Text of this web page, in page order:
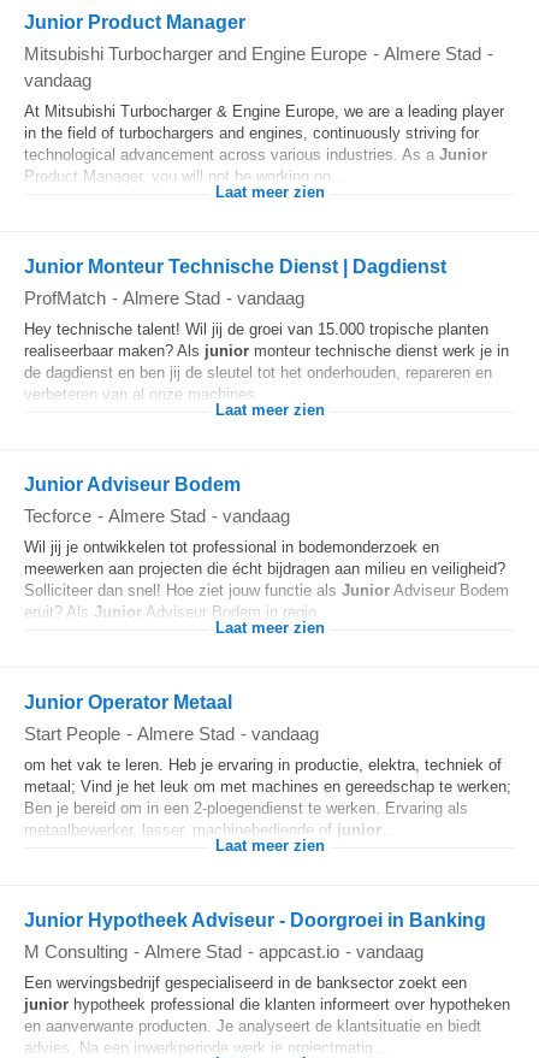
Junior Product Manager
Mitsubishi Turbocharger and Engine Europe - Almere Stad -
vandaag
At Mitsubishi Turbocharger & Engine Europe, we are a leading player
in the field of turbochargers and engines, continuously striving for
technological advancement across various industries. As a Junior
Product Manager, you will not be working on...
Laat meer zien
Junior Monteur Technische Dienst | Dagdienst
ProfMatch - Almere Stad - vandaag
Hey technische talent! Wil jij de groei van 15.000 tropische planten
realiseerbaar maken? Als junior monteur technische dienst werk je in
de dagdienst en ben jij de sleutel tot het onderhouden, repareren en
verbeteren van al onze machines...
Laat meer zien
Junior Adviseur Bodem
Tecforce - Almere Stad - vandaag
Wil jij je ontwikkelen tot professional in bodemonderzoek en
meewerken aan projecten die écht bijdragen aan milieu en veiligheid?
Solliciteer dan snel! Hoe ziet jouw functie als Junior Adviseur Bodem
eruit? Als Junior Adviseur Bodem in regio...
Laat meer zien
Junior Operator Metaal
Start People - Almere Stad - vandaag
om het vak te leren. Heb je ervaring in productie, elektra, techniek of
metaal; Vind je het leuk om met machines en gereedschap te werken;
Ben je bereid om in een 2-ploegendienst te werken. Ervaring als
metaalbewerker, lasser, machinebediende of junior
Laat meer zien
Junior Hypotheek Adviseur - Doorgroei in Banking
M Consulting - Almere Stad - appcast.io - vandaag
Een wervingsbedrijf gespecialiseerd in de banksector zoekt een
junior hypotheek professional die klanten informeert over hypotheken
en aanverwante producten. Je analyseert de klantsituatie en biedt
advies. Na een inwerkperiode werk je projectmatig...